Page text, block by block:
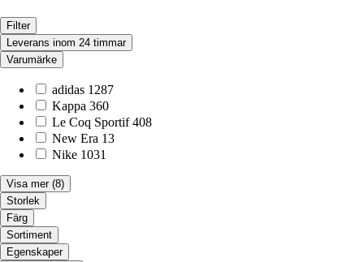
Filter
Leverans inom 24 timmar
Varumärke
adidas 1287
Kappa 360
Le Coq Sportif 408
New Era 13
Nike 1031
Visa mer (8)
Storlek
Färg
Sortiment
Egenskaper